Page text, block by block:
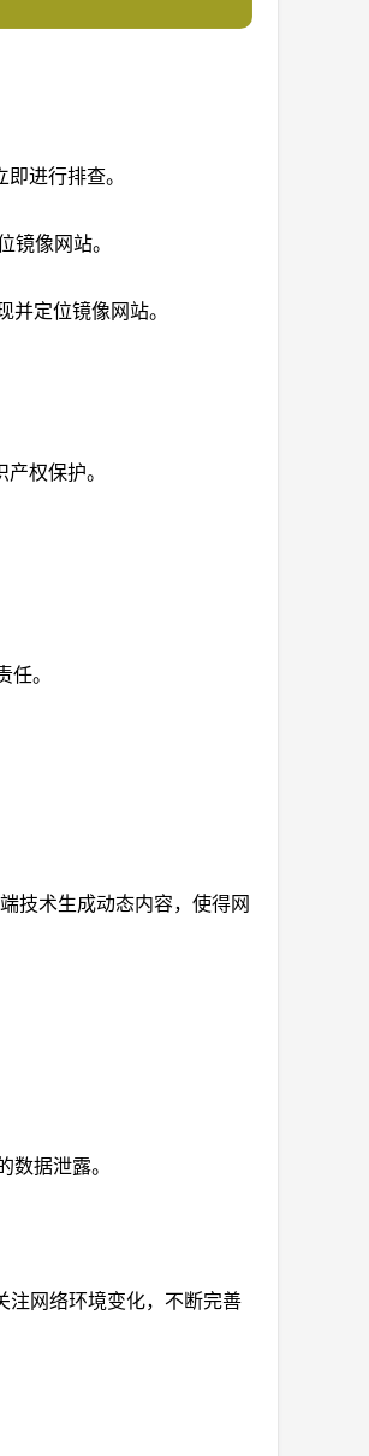
进行排查。
像网站。
定位镜像网站。
权保护。
。
技术生成动态内容，使得网
据泄露。
注网络环境变化，不断完善